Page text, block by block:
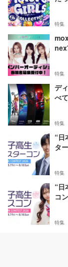
特集
特集
デ
べ
特集
“日
タ
特集
“日
コ
特集